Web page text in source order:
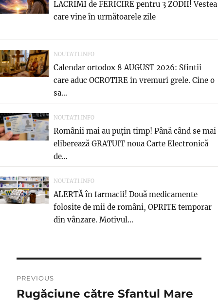
LACRIMI de FERICIRE pentru 3 ZODII! Vestea
care vine în următoarele zile
NOUTATI.INFO
Calendar ortodox 8 AUGUST 2026: Sfintii
care aduc OCROTIRE in vremuri grele. Cine o
sa...
NOUTATI.INFO
Românii mai au puțin timp! Până când se mai
eliberează GRATUIT noua Carte Electronică
de...
NOUTATI.INFO
ALERTĂ în farmacii! Două medicamente
folosite de mii de români, OPRITE temporar
din vânzare. Motivul...
în
PREVIOUS
Previous
Rugăciune către Sfantul Mare